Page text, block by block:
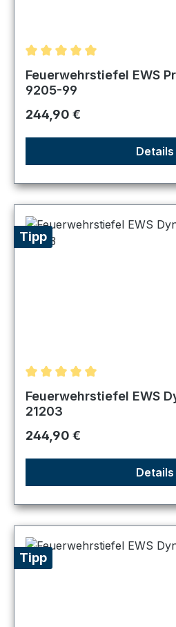
Durchschnittliche
Feuerwehrstiefel EWS
9205-99
Regulärer Preis:
244,90 €
Details
Tipp
Durchschnittliche
Feuerwehrstiefel EWS
21203
Regulärer Preis:
244,90 €
Details
Tipp